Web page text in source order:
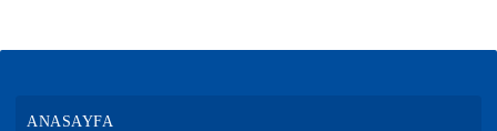
ANASAYFA